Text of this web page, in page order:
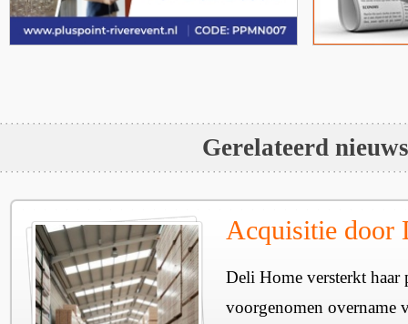
Gerelateerd nieuws
Acquisitie door
Deli Home versterkt haar
voorgenomen overname